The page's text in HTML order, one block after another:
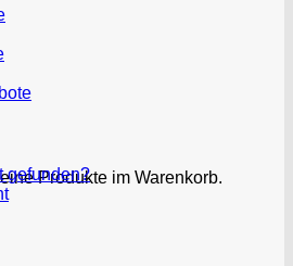
Produkte im Warenkorb.
gefunden?